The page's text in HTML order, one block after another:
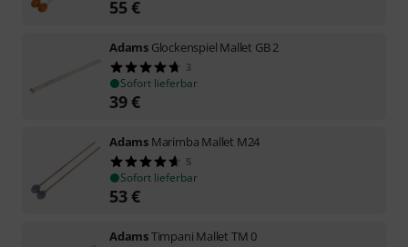
55€
Adams Glockenspiel Mallet GB 2
3
Sofort lieferbar
39€
Adams Marimba Mallet M24
5
Sofort lieferbar
53€
AdamsTimpani Mallet TM 0